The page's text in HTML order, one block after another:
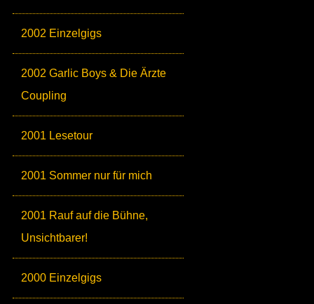
2002 Einzelgigs
2002 Garlic Boys & Die Ärzte
Coupling
2001 Lesetour
2001 Sommer nur für mich
2001 Rauf auf die Bühne,
Unsichtbarer!
2000 Einzelgigs